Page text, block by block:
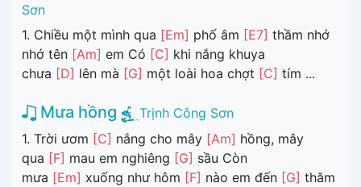
Sơn
1. Chiều một mình qua [Em] phố âm [E7] thầm nhớ
nhớ tên [Am] em Có [C] khi nắng khuya
chưa [D] lên mà [G] một loài hoa chợt [C] tím ...
Mưa hồng
Trịnh Công Sơn
1. Trời ươm [C] nắng cho mây [Am] hồng, mây
qua [F] mau em nghiêng [G] sầu Còn
mưa [Em] xuống như hôm [F] nào em đến [G] thăm